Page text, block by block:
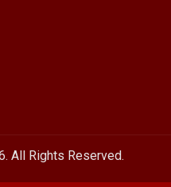
All Rights Reserved.